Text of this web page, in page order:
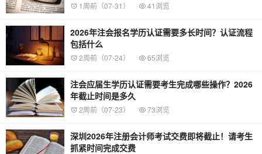
1周前（07-31） 41浏览
2026年注会报名学历认证需要多长时间？认证流程
包括什么
2周前（07-24） 65浏览
注会应届生学历认证需要考生完成哪些操作？2026
年截止时间是多久
2周前（07-23） 73浏览
深圳2026年注册会计师考试交费即将截止！请考生
抓紧时间完成交费